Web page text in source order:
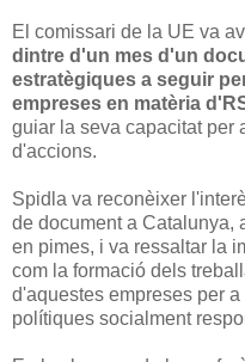
El comissari de la UE va
dintre d'un mes d'un
estratègiques a seguir
empreses en matèria
guiar la seva capacitat per
d'accions.
Spidla va reconèixer
de document a Catalunya,
en pimes, i va ressaltar la
com la formació dels
d'aquestes empreses per
polítiques socialment